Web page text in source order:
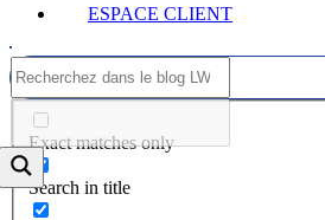
ESPACE CLIENT
Exact matches only
Search in title